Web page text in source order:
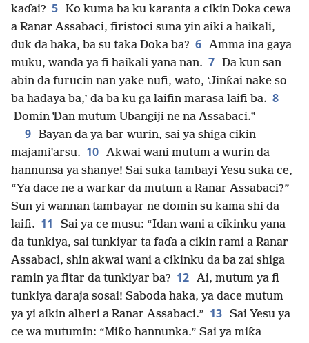
kaɗai? 5 Ko kuma ba ku karanta a cikin Doka cewa
a Ranar Assabaci, firistoci suna yin aiki a haikali,
duk da haka, ba su taka Doka ba? 6 Amma ina gaya
muku, wanda ya fi haikali yana nan. 7 Da kun san
abin da furucin nan yake nufi, wato, ‘Jinƙai nake so
ba hadaya ba,’ da ba ku ga laifin marasa laifi ba. 8
Domin Ɗan mutum Ubangiji ne na Assabaci.”
9 Bayan da ya bar wurin, sai ya shiga cikin
majamiꞌarsu. 10 Akwai wani mutum a wurin da
hannunsa ya shanye! Sai suka tambayi Yesu suka ce,
“Ya dace ne a warkar da mutum a Ranar Assabaci?”
Sun yi wannan tambayar ne domin su kama shi da
laifi. 11
Sai ya ce musu: “Idan wani a cikinku yana
da tunkiya, sai tunkiyar ta faɗa a cikin rami a Ranar
Assabaci, shin akwai wani a cikinku da ba zai shiga
ramin ya fitar da tunkiyar ba? 12 Ai, mutum ya fi
tunkiya daraja sosai! Saboda haka, ya dace mutum
ya yi aikin alheri a Ranar Assabaci.” 13 Sai Yesu ya
ce wa mutumin: “Miƙo hannunka.” Sai ya miƙa